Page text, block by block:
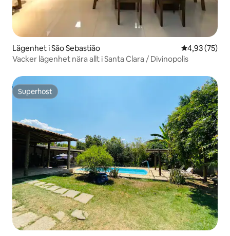
Lägenhet i São Sebastião 4,93 av 5 i
4,93 (75)
Vacker lägenhet nära allt i Santa Clara / Divinopolis
Superhost
Superhost